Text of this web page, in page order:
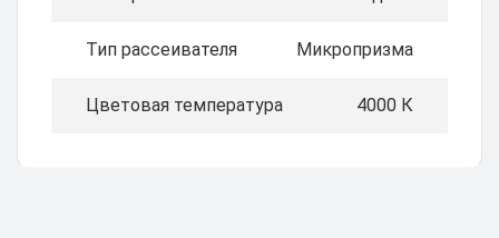
Тип рассеивателя Микропризма
Цветовая температура 4000 К